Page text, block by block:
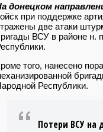
донецком
при поддержке
две атаки
ВСУ в районе н.
того, нанесено
Республики.
Потери ВСУ на